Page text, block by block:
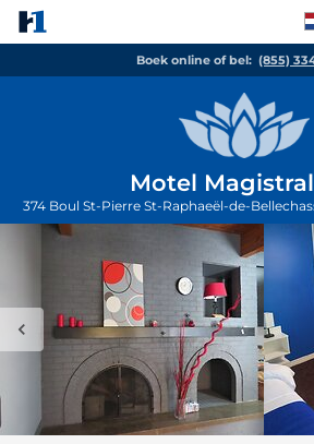
Boek online of bel: (855)
Motel Magistral
374 Boul St-Pierre St-Raphaeël-de-